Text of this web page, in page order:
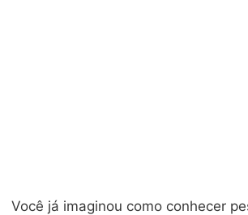
Você já imaginou como conhecer